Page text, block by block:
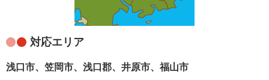
対応エリア
浅口市、笠岡市、浅口郡、井原市、福山市